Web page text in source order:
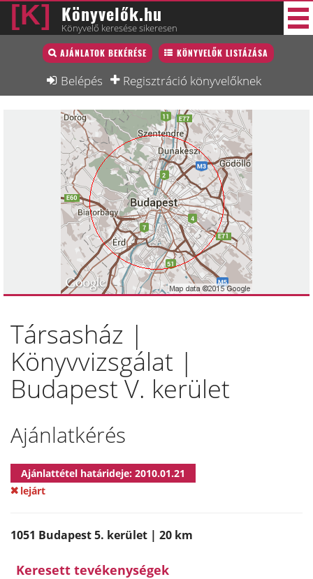
Könyvelők.hu
Könyvelő keresése sikeresen
AJÁNLATOK BEKÉRÉSE KÖNYVELŐK LISTÁZÁSA
Belépés Regisztráció könyvelőknek
Könyvelő lista
Könyvelési munkák
Képzésnaptár
Társasház |
Könyvvizsgálat |
Budapest V. kerület
Ajánlatkérés
Ajánlattétel határideje: 2010.01.21
lejárt
1051 Budapest 5. kerület | 20 km
Keresett tevékenységek